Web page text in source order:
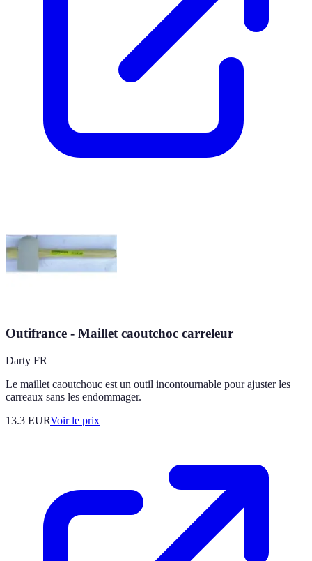
Outifrance - Maillet caoutchoc carreleur
Darty FR
Le maillet caoutchouc est un outil incontournable pour ajuster les
carreaux sans les endommager.
13.3 EURVoir le prix